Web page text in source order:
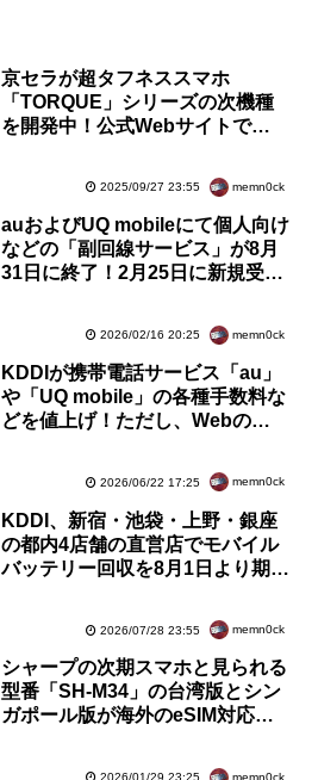
京セラが超タフネススマホ
「TORQUE」シリーズの次機種
を開発中！公式Webサイトで
ンを公開。KDDIから発売へ
2025/09/27 23:55 memn0ck
auおよびUQ mobileにて個人向け
などの「副回線サービス」が8月
31日に終了！2月25日に新規受付
2026/02/16 20:25 memn0ck
KDDIが携帯電話サービス「au」
や「UQ mobile」の各種手数料な
どを値上げ！ただし、Webの
2026/06/22 17:25 memn0ck
KDDI、新宿・池袋・上野・銀座
の都内4店舗の直営店でモバイル
バッテリー回収を8月1日より期間
2026/07/28 23:55 memn0ck
シャープの次期スマホと見られる
型番「SH-M34」の台湾版とシン
ガポール版が海外のeSIM対応機
2026/01/29 23:25 memn0ck